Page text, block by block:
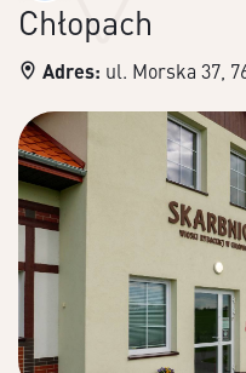
Chłopach
Adres: ul. Morska 37,